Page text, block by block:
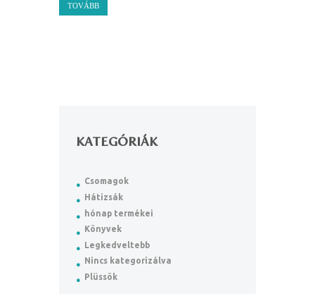
TOVÁBB
KATEGÓRIÁK
Csomagok
Hátizsák
hónap termékei
Könyvek
Legkedveltebb
Nincs kategorizálva
Plüssök